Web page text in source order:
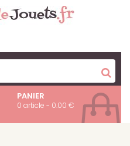
PANIER
0 article - 0.00 €